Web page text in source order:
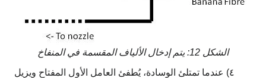
الشكل 12: يتم إدخال الألياف المقسمة في المنفاخ
٤) عندما تمتلئ الوسادة، يُطفئ العامل الأول المفتاح ويزيل